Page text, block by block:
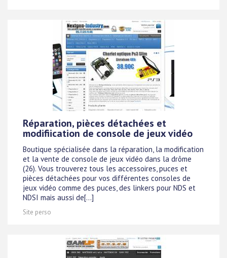
Réparation, pièces détachées et
modifiication de console de jeux vidéo
Boutique spécialisée dans la réparation, la modification
et la vente de console de jeux vidéo dans la drôme
(26). Vous trouverez tous les accessoires, puces et
pièces détachées pour vos différentes consoles de
jeux vidéo comme des puces, des linkers pour NDS et
NDSI mais aussi de[...]
Site perso